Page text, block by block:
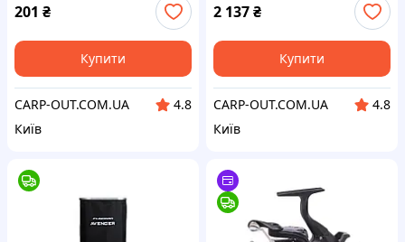
201 ₴
Купити
CARP-OUT.COM.UA
4.8
Київ
2 137₴
Купити
CARP-OUT.COM.UA
4.8
Київ